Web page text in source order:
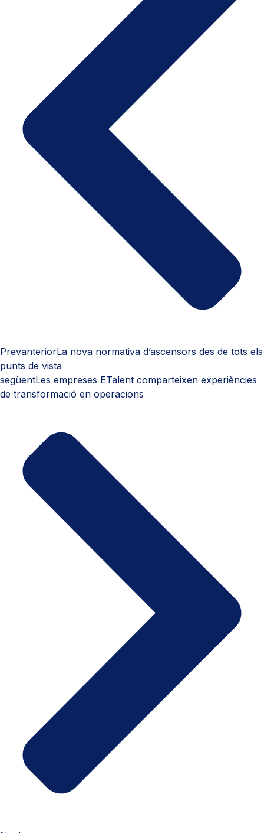
PrevanteriorLa nova normativa d’ascensors des de tots els
punts de vista
següentLes empreses ETalent comparteixen experiències
de transformació en operacions